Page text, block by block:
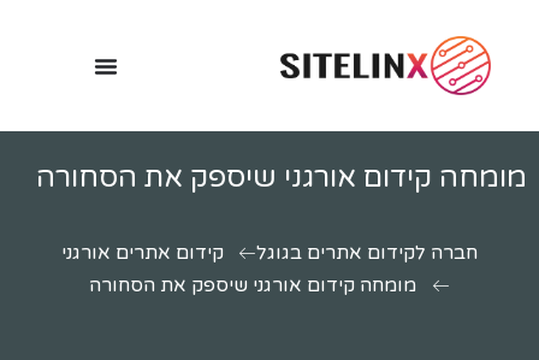
מומחה קידום אורגני שיספק את הסחורה
חברה לקידום אתרים בגוגל
קידום אתרים אורגני
מומחה קידום אורגני שיספק את הסחורה